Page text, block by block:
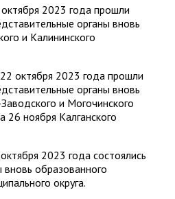
2023 года прошли
органы вновь
и Калининского
22 октября 2023 года прошли
органы вновь
и Могочинского
26 ноября Калганского
2023 года состоялись
образованного
округа.